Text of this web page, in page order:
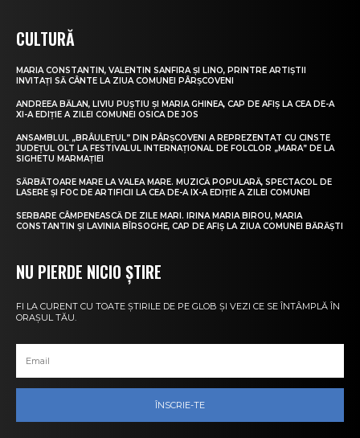
CULTURĂ
MARIA CONSTANTIN, VALENTIN SANFIRA ȘI LINO, PRINTRE ARTIȘTII
INVITAȚI SĂ CÂNTE LA ZIUA COMUNEI PÂRȘCOVENI
ANDREEA BĂLAN, LIVIU PUȘTIU ȘI MARIA GHINEA, CAP DE AFIȘ LA CEA DE-A
XI-A EDIȚIE A ZILEI COMUNEI OSICA DE JOS
ANSAMBLUL „BRÂULEȚUL” DIN PÂRȘCOVENI A REPREZENTAT CU CINSTE
JUDEȚUL OLT LA FESTIVALUL INTERNAȚIONAL DE FOLCLOR „MARA” DE LA
SIGHETU MARMAȚIEI
SĂRBĂTOARE MARE LA VALEA MARE. MUZICĂ POPULARĂ, SPECTACOL DE
LASERE ȘI FOC DE ARTIFICII LA CEA DE-A IX-A EDIȚIE A ZILEI COMUNEI
SERBARE CÂMPENEASCĂ DE ZILE MARI. IRINA MARIA BIROU, MARIA
CONSTANTIN ȘI LAVINIA BÎRSOGHE, CAP DE AFIȘ LA ZIUA COMUNEI BĂRĂȘTI
NU PIERDE NICIO ȘTIRE
FI LA CURENT CU TOATE ȘTIRILE DE PE GLOB ȘI VEZI CE SE ÎNTÂMPLĂ ÎN
ORAȘUL TĂU.
ÎNSCRIE-TE